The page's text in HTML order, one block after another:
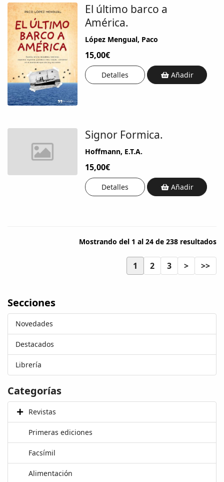
El último barco a
América.
López Mengual, Paco
15,00€
Detalles Añadir
Signor Formica.
Hoffmann, E.T.A.
15,00€
Detalles Añadir
Mostrando del 1 al 24 de 238 resultados
1 2 3 > >>
Secciones
Novedades
Destacados
Librería
Categorías
Revistas
Primeras ediciones
Facsímil
Alimentación